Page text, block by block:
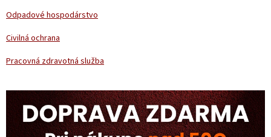
Odpadové hospodárstvo
Civilná ochrana
Pracovná zdravotná služba